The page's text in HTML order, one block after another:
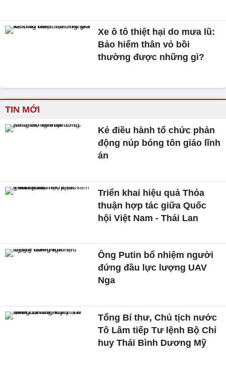
Xe ô tô thiệt hại do mưa lũ:
Bảo hiểm thân vỏ bồi
thường được những gì?
TIN MỚI
Kẻ điều hành tổ chức phản
động núp bóng tôn giáo lĩnh
án
Triển khai hiệu quả Thỏa
thuận hợp tác giữa Quốc
hội Việt Nam - Thái Lan
Ông Putin bổ nhiệm người
đứng đầu lực lượng UAV
Nga
Tổng Bí thư, Chủ tịch nước
Tô Lâm tiếp Tư lệnh Bộ Chỉ
huy Thái Bình Dương Mỹ